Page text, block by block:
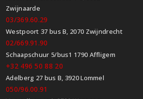
Zwijnaarde
03/369.60.29
Westpoort 37 bus B, 2070 Zwijndrecht
02/669.91.90
Schaapschuur 5/bus1 1790 Affligem
+32 496 50 88 20
Adelberg 27 bus B, 3920 Lommel
050/96.00.91